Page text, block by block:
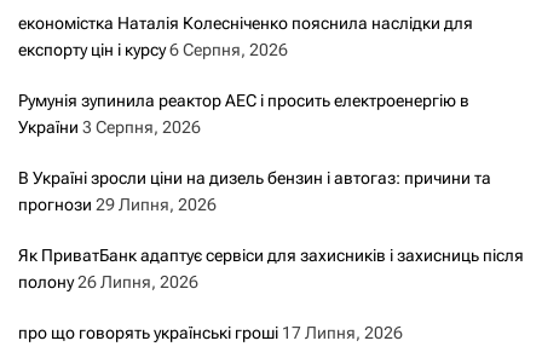
економістка Наталія Колесніченко пояснила наслідки для
експорту цін і курсу6 Серпня, 2026
Румунія зупинила реактор АЕС і просить електроенергію в
України 3 Серпня, 2026
В Україні зросли ціни на дизель бензин і автогаз: причини та
прогнози 29 Липня, 2026
Як ПриватБанк адаптує сервіси для захисників і захисниць після
полону26 Липня, 2026
про що говорять українські гроші 17 Липня, 2026